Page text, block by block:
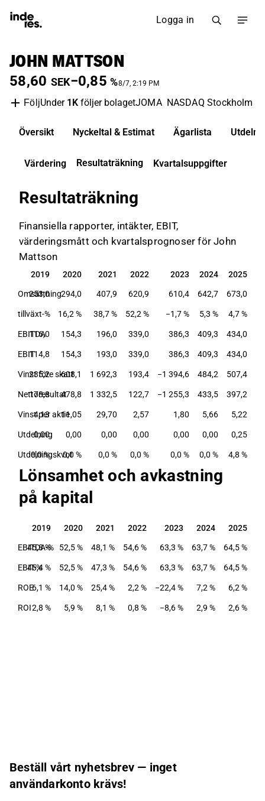
Logga in
JOHN MATTSON
58,60 SEK−0,85 %8/7, 2:19 PM
FöljUnder 1K följer bolagetJOMA NASDAQ Stockholm
Översikt Nyckeltal & Estimat Ägarlista
Värdering Resultaträkning Kvartalsuppgifter
Resultaträkning
Finansiella rapporter, intäkter, EBIT,
värderingsmått och kvartalsprognoser för John
Mattson
2019 2020 2021 2022 2023 2024 2025
2019 2020 2021 2022 2023 2024 2025
Omsättning
253,0 294,0 407,9 620,9 610,4 642,7 673,0
tillväxt-% 16,2 % 38,7 % 52,2 % −1,7 % 5,3 % 4,7 %
EBITDA
116,0 154,3 196,0 339,0 386,3 409,3 434,0
EBIT114,8 154,3 193,0 339,0 386,3 409,3 434,0
Vinst före skatt
235,2 608,1 1 692,3 193,4 −1 394,6 484,2 507,4
Nettoresultat
178,8 478,8 1 332,5 122,7 −1 255,3 433,5 397,2
Vinst per aktie
4,13 11,05 29,70 2,57 1,80 5,66 5,22
Utdelning
0,00 0,00 0,00 0,00 0,00 0,00 0,25
Utdelningskvot
0,0 % 0,0 % 0,0 % 0,0 % 0,0 % 0,0 % 4,8 %
Lönsamhet och avkastning
på kapital
2019 2020 2021 2022 2023 2024 2025
2019 2020 2021 2022 2023 2024 2025
EBITDA-%
45,8 % 52,5 % 48,1 % 54,6 % 63,3 % 63,7 % 64,5 %
EBIT-%
45,4 % 52,5 % 47,3 % 54,6 % 63,3 % 63,7 % 64,5 %
ROE6,1 % 14,0 % 25,4 % 2,2 % −22,4 % 7,2 % 6,2 %
ROI2,8 % 5,9 % 8,1 % 0,8 % −8,6 % 2,9 % 2,6 %
Beställ vårt nyhetsbrev — inget
användarkonto krävs!